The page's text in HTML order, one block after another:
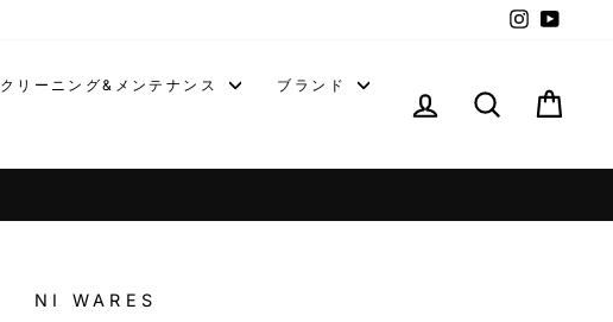
クリーニング&メンテナンス ブランド
ログイン
NI WARES